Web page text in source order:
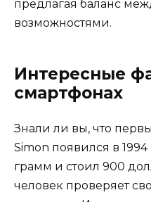
предлагая баланс
возможностями.
Интересные
смартфонах
Знали ли вы, что
Simon появился в
грамм и стоил 900
человек проверяет